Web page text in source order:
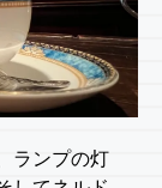
ランプの灯